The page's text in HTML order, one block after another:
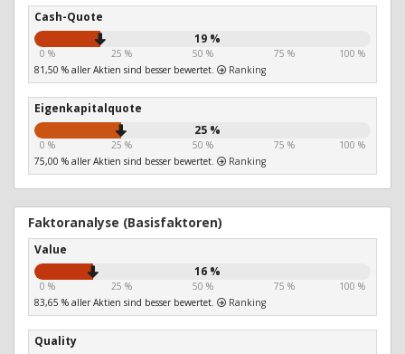
Cash-Quote
19 %
0 % 25 % 50 % 75 %
100 %
81,50 % aller Aktien sind besser bewertet.
Ranking
Eigenkapitalquote
25 %
0 % 25 % 50 % 75 %
100 %
75,00 % aller Aktien sind besser bewertet.
Ranking
Faktoranalyse (Basisfaktoren)
Value
16 %
0 % 25 % 50 % 75 %
100 %
83,65 % aller Aktien sind besser bewertet.
Ranking
Quality